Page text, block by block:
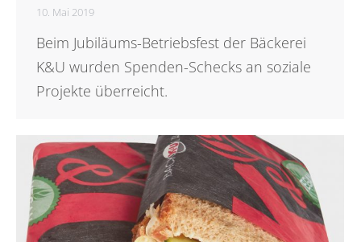
10. Mai 2019
Beim Jubiläums-Betriebsfest der Bäckerei
K&U wurden Spenden-Schecks an soziale
Projekte überreicht.